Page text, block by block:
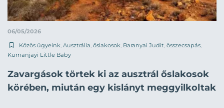
06/05/2026
Közös ügyeink, Ausztrália, őslakosok, Baranyai Judit, összecsapás,
Kumanjayi Little Baby
Zavargások törtek ki az ausztrál őslakosok
körében, miután egy kislányt meggyilkoltak